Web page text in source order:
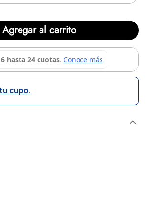
Agregar al carrito
cupo.